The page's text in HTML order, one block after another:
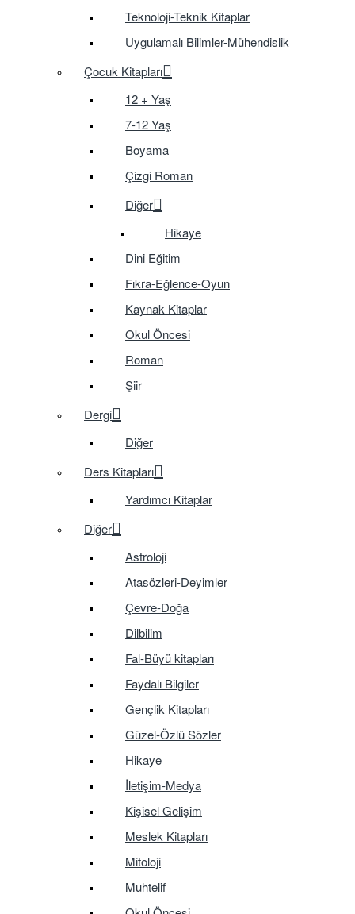
Teknoloji-Teknik Kitaplar
Uygulamalı Bilimler-Mühendislik
Çocuk Kitapları
12 + Yaş
7-12 Yaş
Boyama
Çizgi Roman
Diğer
Hikaye
Dini Eğitim
Fıkra-Eğlence-Oyun
Kaynak Kitaplar
Okul Öncesi
Roman
Şiir
Dergi
Diğer
Ders Kitapları
Yardımcı Kitaplar
Diğer
Astroloji
Atasözleri-Deyimler
Çevre-Doğa
Dilbilim
Fal-Büyü kitapları
Faydalı Bilgiler
Gençlik Kitapları
Güzel-Özlü Sözler
Hikaye
İletişim-Medya
Kişisel Gelişim
Meslek Kitapları
Mitoloji
Muhtelif